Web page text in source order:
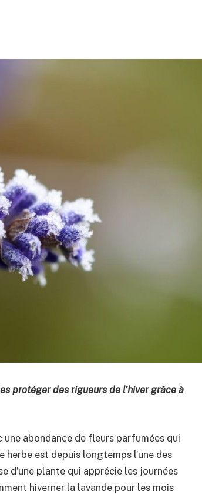
protéger des rigueurs de l’hiver grâce à
une abondance de fleurs parfumées qui
herbe est depuis longtemps l’une des
d’une plante qui apprécie les journées
hiverner la lavande pour les mois